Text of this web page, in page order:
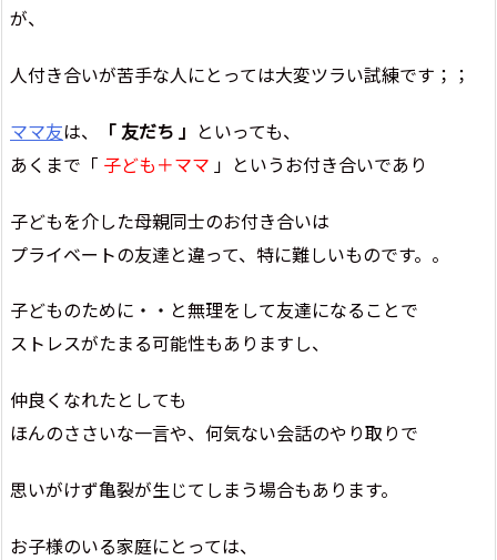
が、
人付き合いが苦手な人にとっては大変ツラい試練です；；
ママ友は、 「 友だち 」 といっても、
あくまで「 子ども＋ママ 」というお付き合いであり
子どもを介した母親同士のお付き合いは
プライベートの友達と違って、特に難しいものです。。
子どものために・・と無理をして友達になることで
ストレスがたまる可能性もありますし、
仲良くなれたとしても
ほんのささいな一言や、何気ない会話のやり取りで
思いがけず亀裂が生じてしまう場合もあります。
お子様のいる家庭にとっては、